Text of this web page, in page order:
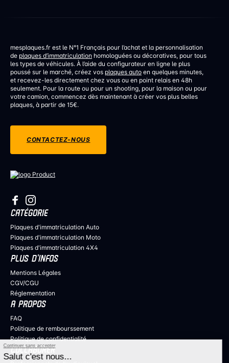
Continuer sans accepter
Salut c'est nous...
les Cookies !
mesplaques.fr est le N°1 Français pour l’achat et la personnalisation
de plaques d’immatriculation homologuées ou décoratives, pour tous
les types de véhicules. À l’aide du configurateur en ligne le plus
poussé sur le marché, créez vos plaques auto en quelques minutes,
et recevez-les directement chez vous ou en point relais en 48h
seulement. Pour la route ou pour un shooting, pour la maison ou pour
votre camion, commencez dès maintenant à créer vos plus belles
plaques, à partir de 15€.
CONTACTEZ-NOUS
CATÉGORIE
Plaques d'immatriculation Auto
Plaques d'immatriculation Moto
Plaques d'immatriculation 4X4
PLUS D’INFOS
Mentions Légales
CGV/CGU
Réglementation
A PROPOS
FAQ
Politique de rembourssement
Politique de confidentialité
COLLABORER